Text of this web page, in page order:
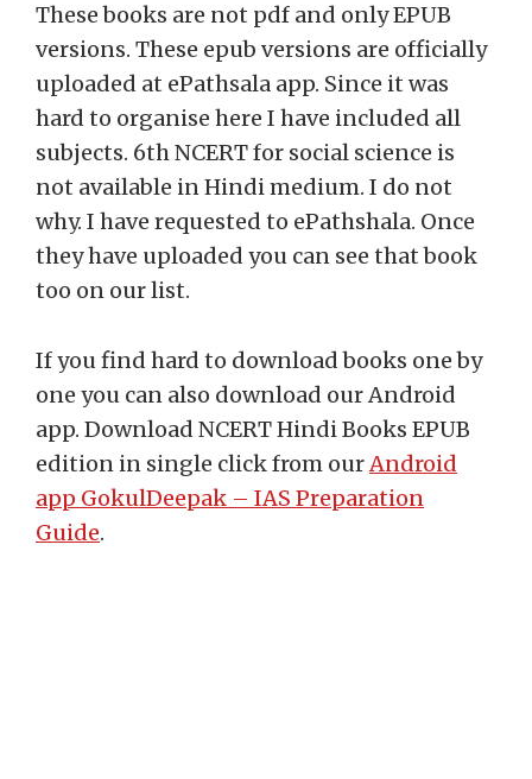
These books are not pdf and only EPUB
versions. These epub versions are officially
uploaded at ePathsala app. Since it was
hard to organise here I have included all
subjects. 6th NCERT for social science is
not available in Hindi medium. I do not
why. I have requested to ePathshala. Once
they have uploaded you can see that book
too on our list.
If you find hard to download books one by
one you can also download our Android
app. Download NCERT Hindi Books EPUB
edition in single click from ourAndroid
app GokulDeepak – IAS Preparation
Guide.